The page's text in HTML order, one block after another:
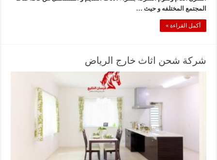
المجتمع المختلفه و حيث …
أكمل القراءة »
شركة شحن اثاث خارج الرياض